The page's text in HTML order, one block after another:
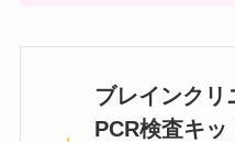
ブレインクリ
PCR検査キッ